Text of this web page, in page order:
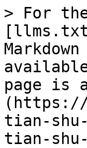
> For
page is
(https://
tian-
tian-